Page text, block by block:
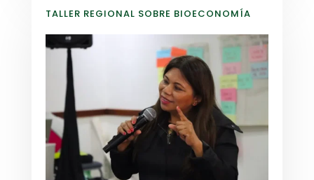
TALLER REGIONAL SOBRE BIOECONOMÍA